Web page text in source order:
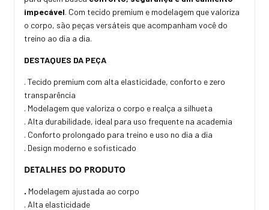
impecável. Com tecido premium e modelagem que valoriza
o corpo, são peças versáteis que acompanham você do
treino ao dia a dia.
DESTAQUES DA PEÇA
. Tecido premium com alta elasticidade, conforto e zero
transparência
. Modelagem que valoriza o corpo e realça a silhueta
. Alta durabilidade, ideal para uso frequente na academia
. Conforto prolongado para treino e uso no dia a dia
. Design moderno e sofisticado
DETALHES DO PRODUTO
. Modelagem ajustada ao corpo
. Alta elasticidade